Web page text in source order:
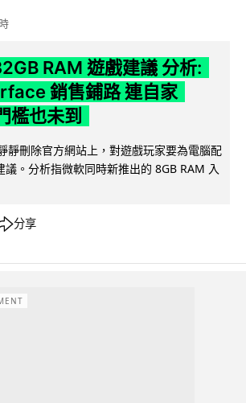
RAM 遊戲建議 分析:
銷售鋪路 連自家
檻也未到
靜刪除官方網站上，對遊戲玩家要為電腦配
議。分析指微軟同時新推出的 8GB RAM 入
分享